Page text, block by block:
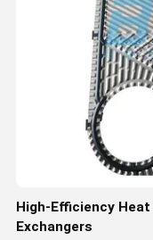
High-Efficiency
Exchangers